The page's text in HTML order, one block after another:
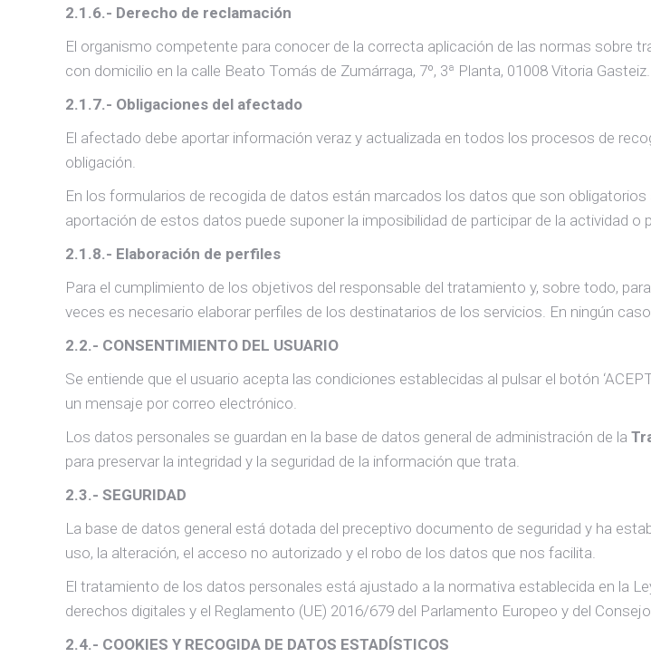
2.1.6.- Derecho de reclamación
El organismo competente para conocer de la correcta aplicación de las normas sobre
con domicilio en la calle Beato Tomás de Zumárraga, 7º, 3ª Planta, 01008 Vitoria Gasteiz.
2.1.7.- Obligaciones del afectado
El afectado debe aportar información veraz y actualizada en todos los procesos de
obligación.
En los formularios de recogida de datos están marcados los datos que son
aportación de estos datos puede suponer la imposibilidad de participar de la actividad o
2.1.8.- Elaboración de perfiles
Para el cumplimiento de los objetivos del responsable del tratamiento y, sobre todo,
veces es necesario elaborar perfiles de los destinatarios de los servicios. En ningún
2.2.- CONSENTIMIENTO DEL USUARIO
Se entiende que el usuario acepta las condiciones establecidas al pulsar el botón
un mensaje por correo electrónico.
Los datos personales se guardan en la base de datos general de administración de la
para preservar la integridad y la seguridad de la información que trata.
2.3.- SEGURIDAD
La base de datos general está dotada del preceptivo documento de seguridad y ha
uso, la alteración, el acceso no autorizado y el robo de los datos que nos facilita.
El tratamiento de los datos personales está ajustado a la normativa establecida en la
derechos digitales y el Reglamento (UE) 2016/679 del Parlamento Europeo y del
2.4.- COOKIES Y RECOGIDA DE DATOS ESTADÍSTICOS